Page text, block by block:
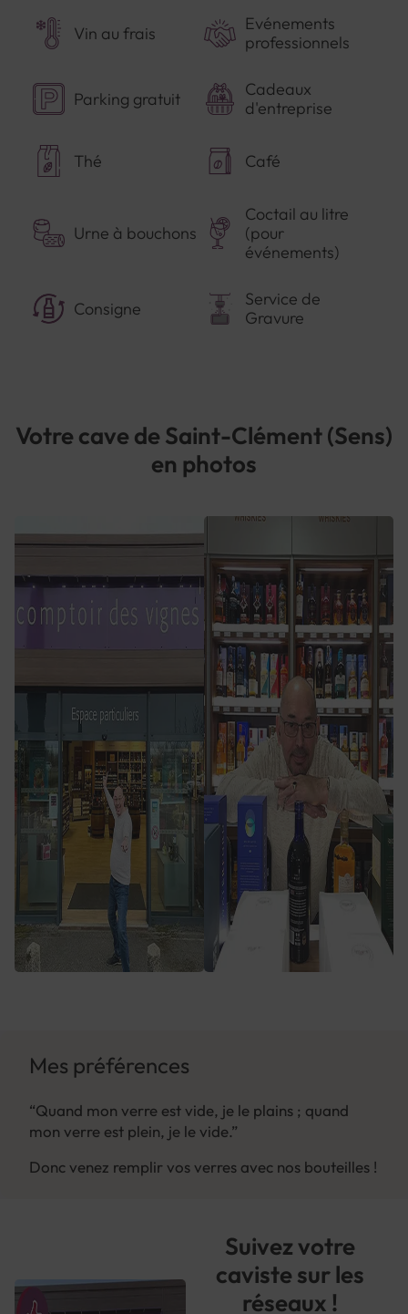
Vin au frais
Evénements
professionnels
Parking gratuit
Cadeaux
d'entreprise
Thé Café
Urne à bouchons
Coctail au litre
(pour
événements)
Consigne
Service de
Gravure
Votre cave de Saint-Clément (Sens)
en photos
Mes préférences
“Quand mon verre est vide, je le plains ; quand
mon verre est plein, je le vide.”
Donc venez remplir vos verres avec nos bouteilles !
Suivez votre
caviste sur les
réseaux !